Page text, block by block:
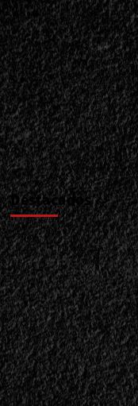
</small>
<div>Un
Clásico
Para
No
Olvidar</div>
Destacados